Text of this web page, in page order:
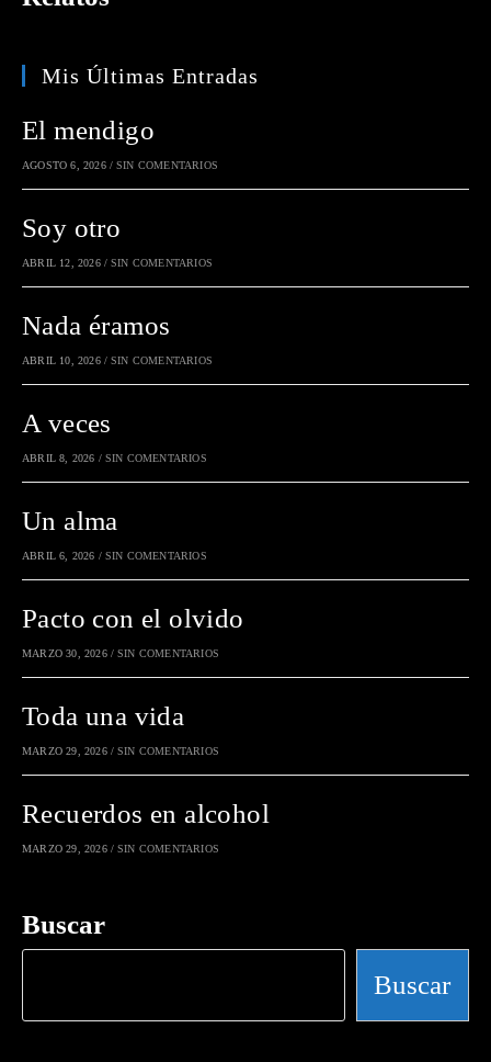
Mis Últimas Entradas
El mendigo
AGOSTO 6, 2026 / SIN COMENTARIOS
Soy otro
ABRIL 12, 2026 / SIN COMENTARIOS
Nada éramos
ABRIL 10, 2026 / SIN COMENTARIOS
A veces
ABRIL 8, 2026 / SIN COMENTARIOS
Un alma
ABRIL 6, 2026 / SIN COMENTARIOS
Pacto con el olvido
MARZO 30, 2026 / SIN COMENTARIOS
Toda una vida
MARZO 29, 2026 / SIN COMENTARIOS
Recuerdos en alcohol
MARZO 29, 2026 / SIN COMENTARIOS
Buscar
Buscar